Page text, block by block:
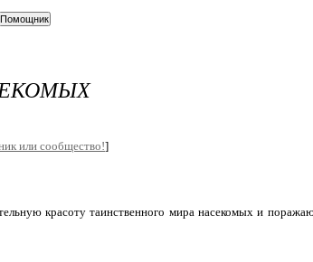
или сообщество!]
красоту таинственного мира насекомых и